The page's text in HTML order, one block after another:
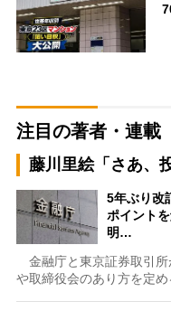
注目の著者・連載
藤川里絵「さあ、
5年ぶり改
ポイント
明…
金融庁と東京証券取引所
や取締役会のあり方を定